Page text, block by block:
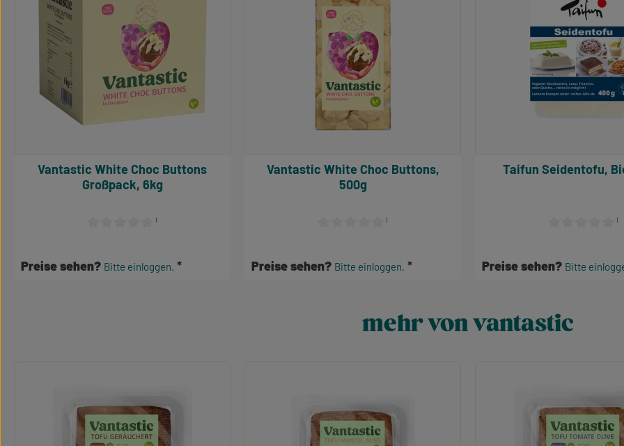
¹
Vantastic White Choc Buttons
Großpack, 6kg
Preise sehen? Bitte einloggen.
¹
Vantastic White Choc Buttons,
500g
Preise sehen? Bitte einloggen.
¹
Taifun Seidentofu,
Preise sehen? Bitte
mehr von vantastic